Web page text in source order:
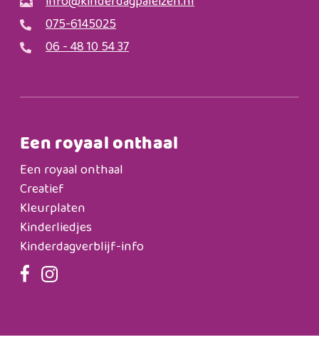
075-6145025
06 - 48 10 54 37
Een royaal onthaal
Een royaal onthaal
Creatief
Kleurplaten
Kinderliedjes
Kinderdagverblijf-info